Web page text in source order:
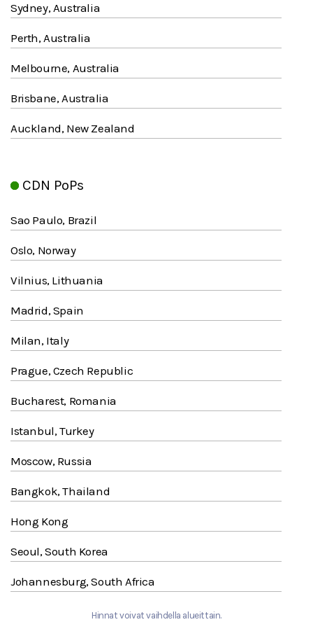
Sydney, Australia
Perth, Australia
Melbourne, Australia
Brisbane, Australia
Auckland, New Zealand
CDN PoPs
Sao Paulo, Brazil
Oslo, Norway
Vilnius, Lithuania
Madrid, Spain
Milan, Italy
Prague, Czech Republic
Bucharest, Romania
Istanbul, Turkey
Moscow, Russia
Bangkok, Thailand
Hong Kong
Seoul, South Korea
Johannesburg, South Africa
Hinnat voivat vaihdella alueittain.